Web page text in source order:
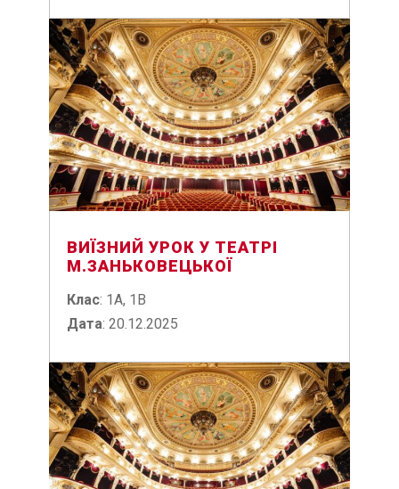
ВИЇЗНИЙ УРОК У ТЕАТРІ
М.ЗАНЬКОВЕЦЬКОЇ
Клас: 1A, 1B
Дата: 20.12.2025